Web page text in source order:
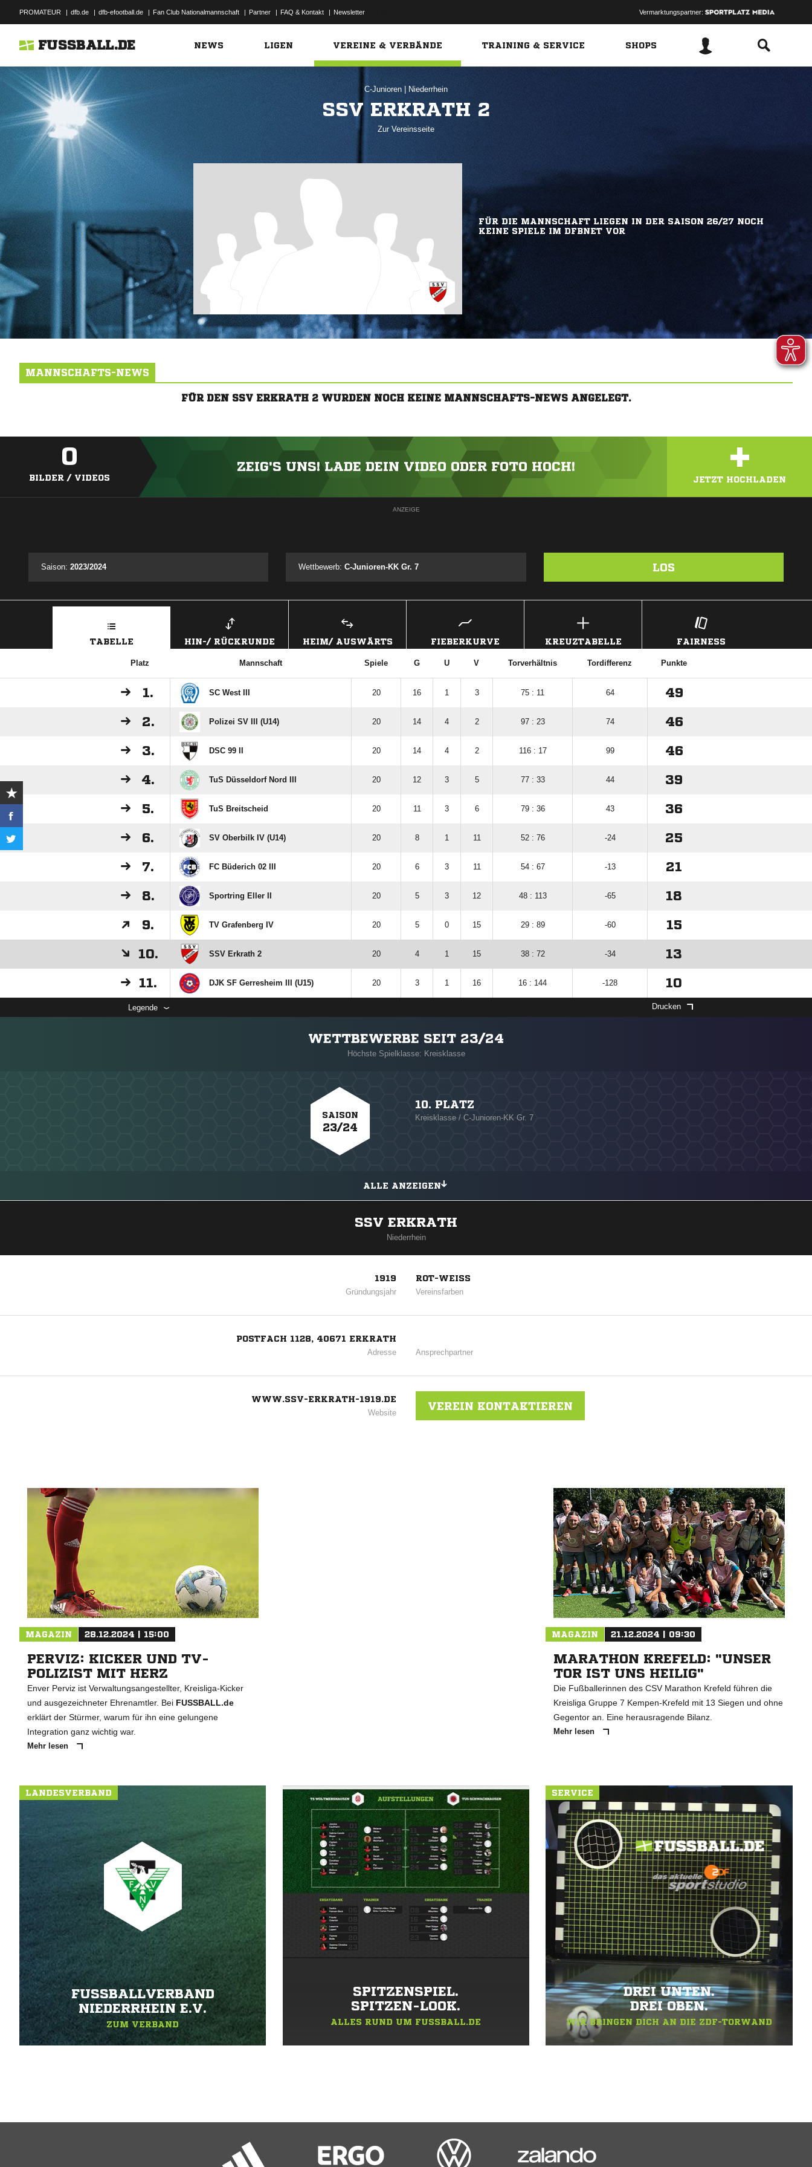
PROMATEUR | dfb.de | dfb-efootball.de | Fan Club Nationalmannschaft | Partner | FAQ & Kontakt | Newsletter Vermarktungspartner:
FUSSBALL.DE NEWS LIGEN VEREINE & VERBÄNDE TRAINING & SERVICE SHOPS
C-Junioren Niederrhein
SSV ERKRATH 2
Zur Vereinsseite
FÜR DIE MANNSCHAFT LIEGEN IN DER SAISON 26/27 NOCH
KEINE SPIELE IM DFBNET VOR
MANNSCHAFTS-NEWS
FÜR DEN SSV ERKRATH 2 WURDEN NOCH KEINE MANNSCHAFTS-NEWS ANGELEGT.
0
BILDER / VIDEOS
ZEIG'S UNS! LADE DEIN VIDEO ODER FOTO HOCH! +
JETZT HOCHLADEN
ANZEIGE
Saison: 2023/2024 Wettbewerb:C-Junioren-KK Gr. 7 LOS
TABELLE HIN-/ RÜCKRUNDE HEIM/ AUSWÄRTS FIEBERKURVE KREUZTABELLE FAIRNESS
Platz Mannschaft Spiele G U V Torverhältnis Tordifferenz Punkte
1. SC West III 20 16 1 3 75 : 11 64 49
2. Polizei SV III (U14) 20 14 4 2 97 : 23 74 46
3. DSC 99 II 20 14 4 2 116 : 17 99 46
4. TuS Düsseldorf Nord III 20 12 3 5 77 : 33 44 39
5. TuS Breitscheid 20 11 3 6 79 : 36 43 36
6. SV Oberbilk IV (U14) 20 8 1 11 52 : 76 -24 25
7. FC Büderich 02 III 20 6 3 11 54 : 67 -13 21
8. Sportring Eller II 20 5 3 12 48 : 113 -65 18
9. TV Grafenberg IV 20 5 0 15 29 : 89 -60 15
10. SSV Erkrath 2 20 4 1 15 38 : 72 -34 13
11. DJK SF Gerresheim III (U15) 20 3 1 16 16 : 144 -128 10
Legende Drucken
WETTBEWERBE SEIT 23/24
Höchste Spielklasse: Kreisklasse
SAISON
23/24
10. PLATZ
Kreisklasse / C-Junioren-KK Gr. 7
ALLE ANZEIGEN
SSV ERKRATH
Niederrhein
1919
Gründungsjahr
ROT-WEISS
Vereinsfarben
POSTFACH 1128, 40671 ERKRATH
Adresse Ansprechpartner
WWW.SSV-ERKRATH-1919.DE
Website
VEREIN KONTAKTIEREN
MAGAZIN 28.12.2024 | 15:00
PERVIZ: KICKER UND TV-
POLIZIST MIT HERZ
Enver Perviz ist Verwaltungsangestellter, Kreisliga-Kicker
und ausgezeichneter Ehrenamtler. Bei FUSSBALL.de
erklärt der Stürmer, warum für ihn eine gelungene
Integration ganz wichtig war.
Mehr lesen
MAGAZIN 21.12.2024 | 09:30
MARATHON KREFELD: "UNSER
TOR IST UNS HEILIG"
Die Fußballerinnen des CSV Marathon Krefeld führen die
Kreisliga Gruppe 7 Kempen-Krefeld mit 13 Siegen und ohne
Gegentor an. Eine herausragende Bilanz.
Mehr lesen
LANDESVERBAND
FUSSBALLVERBAND N
IEDERRHEIN E.V.
ZUM VERBAND
SPITZENSPIEL.
SPITZEN-LOOK.
ALLES RUND UM FUSSBALL.DE
SERVICE
DREI UNTEN.
DREI OBEN.
WIR BRINGEN DICH AN DIE ZDF-TORWAND